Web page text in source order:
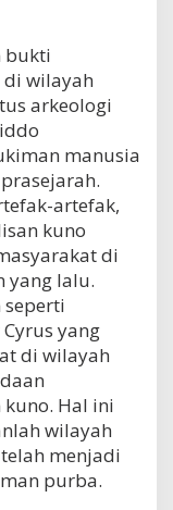
bukti
di wilayah
arkeologi
manusia
artefak,
kuno
di
yang lalu.
seperti
yang
di wilayah
kuno. Hal ini
wilayah
menjadi
purba.